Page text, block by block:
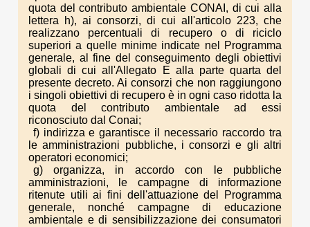
quota del contributo ambientale CONAI, di cui alla
lettera h), ai consorzi, di cui all'articolo 223, che
realizzano percentuali di recupero o di riciclo
superiori a quelle minime indicate nel Programma
generale, al fine del conseguimento degli obiettivi
globali di cui all'Allegato E alla parte quarta del
presente decreto. Ai consorzi che non raggiungono
i singoli obiettivi di recupero è in ogni caso ridotta la
quota del contributo ambientale ad essi
riconosciuto dal Conai;
f) indirizza e garantisce il necessario raccordo tra
le amministrazioni pubbliche, i consorzi e gli altri
operatori economici;
g) organizza, in accordo con le pubbliche
amministrazioni, le campagne di informazione
ritenute utili ai fini dell'attuazione del Programma
generale, nonché campagne di educazione
ambientale e di sensibilizzazione dei consumatori